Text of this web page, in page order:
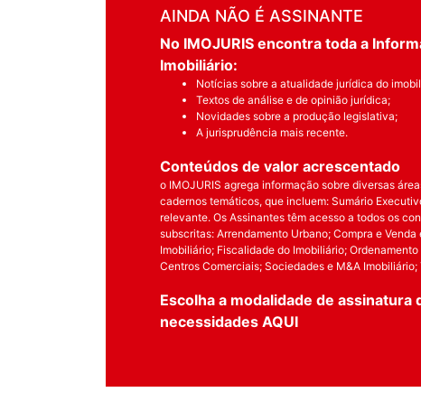
AINDA NÃO É ASSINANTE
No IMOJURIS encontra toda a
Imobiliário:
Notícias sobre a atualidade jurídica do
Textos de análise e de opinião jurídica;
Novidades sobre a produção legislativa;
A jurisprudência mais recente.
Conteúdos de valor acrescentado
o IMOJURIS agrega informação sobre diversas
cadernos temáticos, que incluem: Sumário
relevante. Os Assinantes têm acesso a todos os
subscritas: Arrendamento Urbano; Compra e
Imobiliário; Fiscalidade do Imobiliário;
Centros Comerciais; Sociedades e M&A Imobiliário;
Escolha a modalidade de assinatura
necessidades AQUI